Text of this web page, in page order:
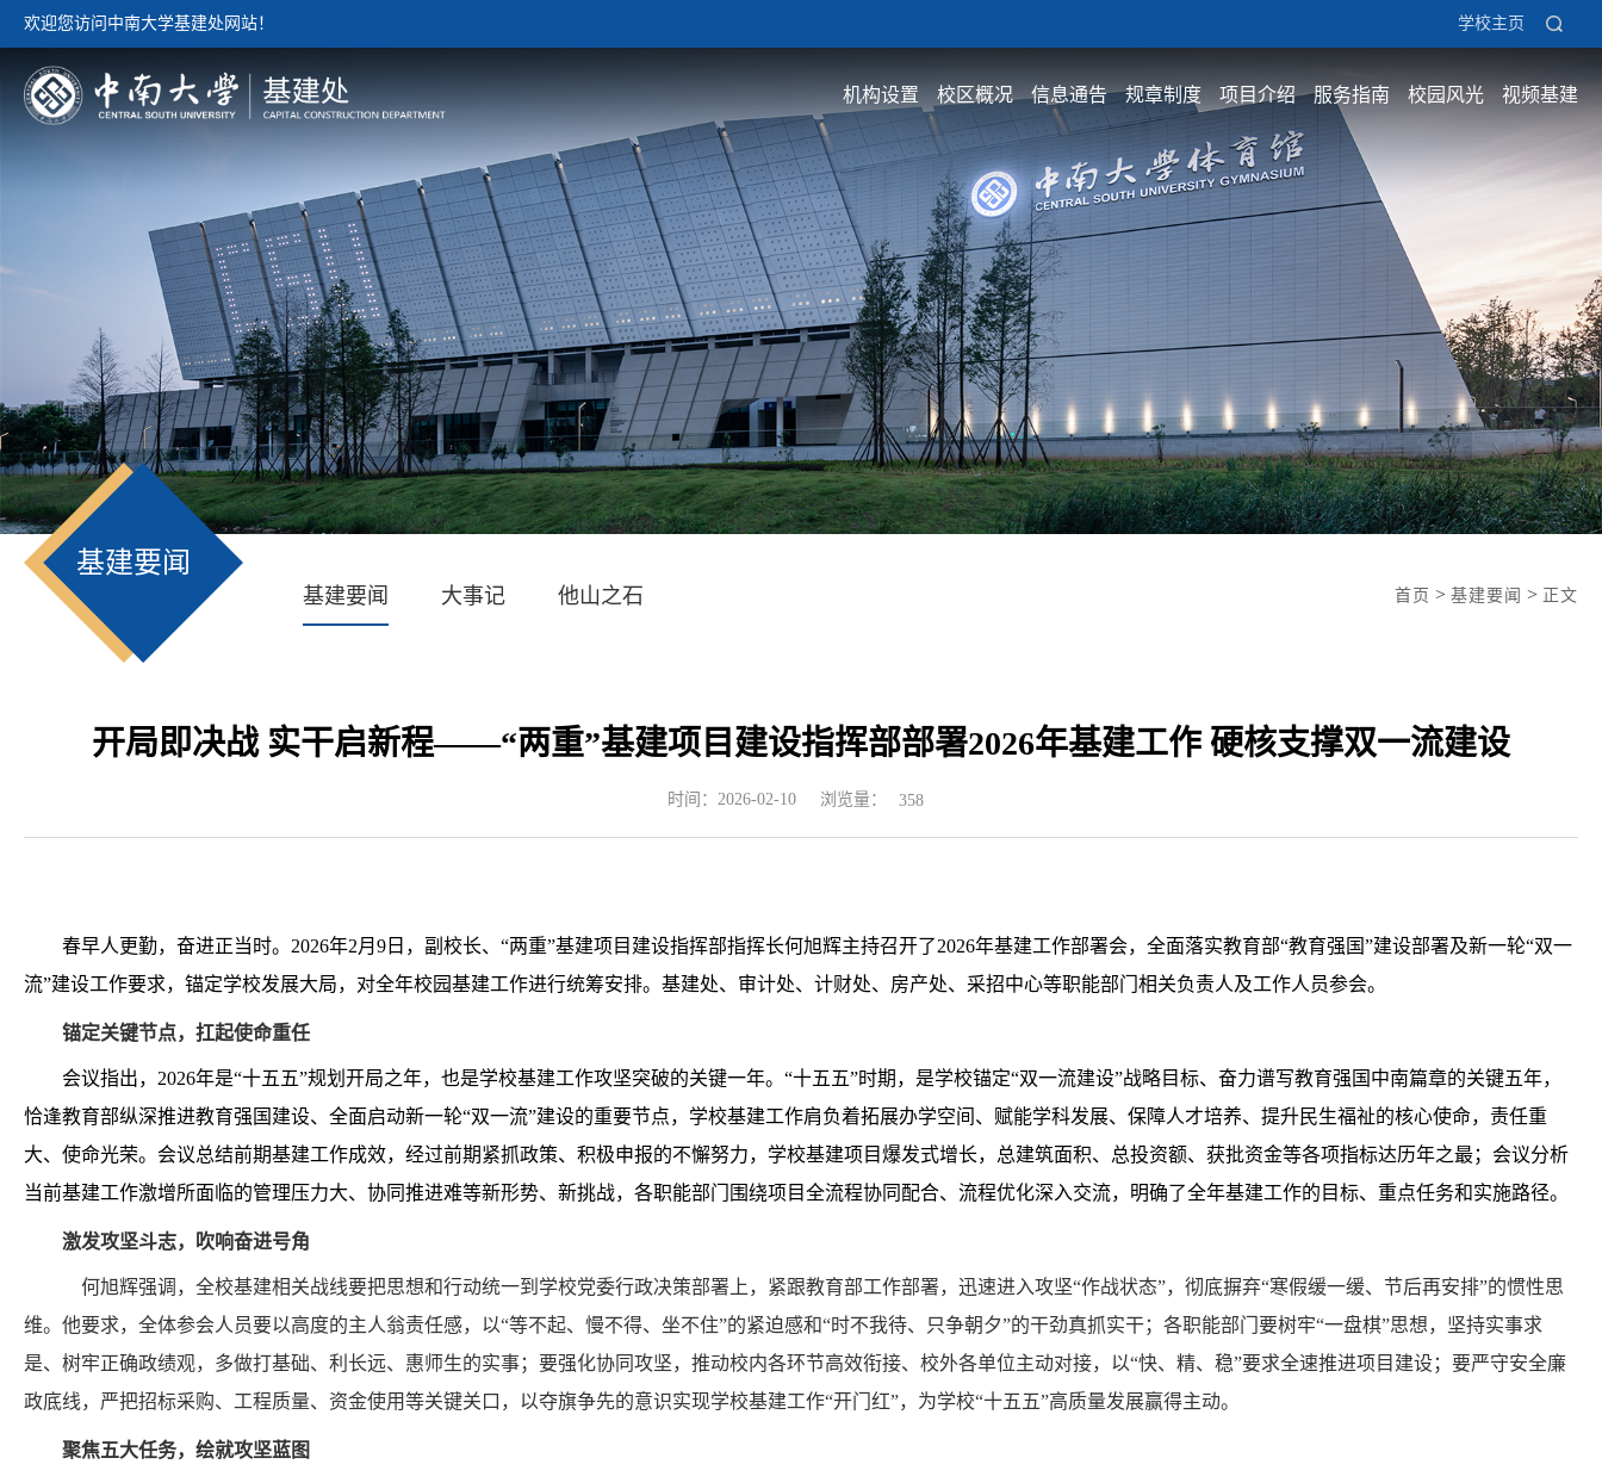
欢迎您访问中南大学基建处网站！ 学校主页
机构设置 校区概况 信息通告 规章制度 项目介绍 服务指南 校园风光 视频基建
基建要闻
基建要闻 大事记 他山之石 首页 > 基建要闻 > 正文
开局即决战 实干启新程——“两重”基建项目建设指挥部部署2026年基建工作 硬核支撑双一流建设
时间：2026-02-10 浏览量： 358
春早人更勤，奋进正当时。2026年2月9日，副校长、“两重”基建项目建设指挥部指挥长何旭辉主持召开了2026年基建工作部署会，全面落实教育部“教育强国”建设部署及新一轮“双一
流”建设工作要求，锚定学校发展大局，对全年校园基建工作进行统筹安排。基建处、审计处、计财处、房产处、采招中心等职能部门相关负责人及工作人员参会。
锚定关键节点，扛起使命重任
会议指出，2026年是“十五五”规划开局之年，也是学校基建工作攻坚突破的关键一年。“十五五”时期，是学校锚定“双一流建设”战略目标、奋力谱写教育强国中南篇章的关键五年，
恰逢教育部纵深推进教育强国建设、全面启动新一轮“双一流”建设的重要节点，学校基建工作肩负着拓展办学空间、赋能学科发展、保障人才培养、提升民生福祉的核心使命，责任重
大、使命光荣。会议总结前期基建工作成效，经过前期紧抓政策、积极申报的不懈努力，学校基建项目爆发式增长，总建筑面积、总投资额、获批资金等各项指标达历年之最；会议分析
当前基建工作激增所面临的管理压力大、协同推进难等新形势、新挑战，各职能部门围绕项目全流程协同配合、流程优化深入交流，明确了全年基建工作的目标、重点任务和实施路径。
激发攻坚斗志，吹响奋进号角
何旭辉强调，全校基建相关战线要把思想和行动统一到学校党委行政决策部署上，紧跟教育部工作部署，迅速进入攻坚“作战状态”，彻底摒弃“寒假缓一缓、节后再安排”的惯性思
维。他要求，全体参会人员要以高度的主人翁责任感，以“等不起、慢不得、坐不住”的紧迫感和“时不我待、只争朝夕”的干劲真抓实干；各职能部门要树牢“一盘棋”思想，坚持实事求
是、树牢正确政绩观，多做打基础、利长远、惠师生的实事；要强化协同攻坚，推动校内各环节高效衔接、校外各单位主动对接，以“快、精、稳”要求全速推进项目建设；要严守安全廉
政底线，严把招标采购、工程质量、资金使用等关键关口，以夺旗争先的意识实现学校基建工作“开门红”，为学校“十五五”高质量发展赢得主动。
聚焦五大任务，绘就攻坚蓝图